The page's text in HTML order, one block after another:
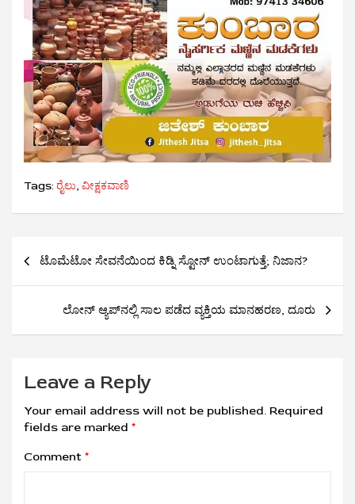
Tags: ರೈಲು, ವೀಕ್ಷಕವಾಣಿ
Post
navigation
ಟೊಮೆಟೋ ಸೇವನೆಯಿಂದ ಕಿಡ್ನಿ ಸ್ಟೋನ್ ಉಂಟಾಗುತ್ತೆ; ನಿಜಾನ?
ಲೋನ್‌ ಆ್ಯಪ್‌ನಲ್ಲಿ ಸಾಲ ಪಡೆದ ವ್ಯಕ್ತಿಯ ಮಾನಹರಣ, ದೂರು
Leave a Reply
Your email address will not be published. Required
fields are marked *
Comment *